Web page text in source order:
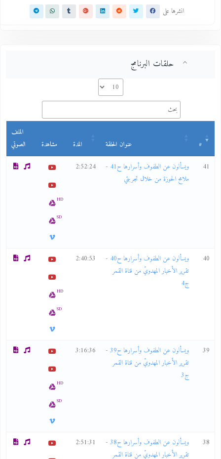
انشرها على
حلقات البرنامج
عنوان الحلقة المدة مشاهدة
الملف
الصوتي
41
ويسألون عن الطفوف وأسرارها ح41 -
ملامح الحوزة من خلال تجربتي
2:52:24
HD
SD
40
ويسألون عن الطفوف وأسرارها ح40 -
تقرير الأخبار المهدويّ من قناة القمر
ج4
2:40:53
HD
SD
39
ويسألون عن الطفوف وأسرارها ح39 -
تقرير الأخبار المهدويّ من قناة القمر
ج3
3:16:36
HD
SD
38
ويسألون عن الطفوف وأسرارها ح38 -
تقرير الأخبار المهدويّ من قناة القمر
2:51:31